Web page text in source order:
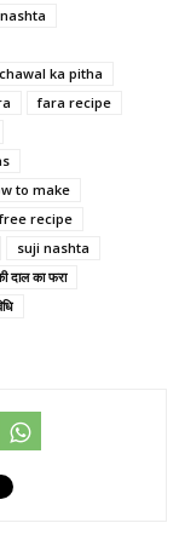
chawal ka pitha
fara recipe
to make
recipe
suji nashta
दाल का फरा